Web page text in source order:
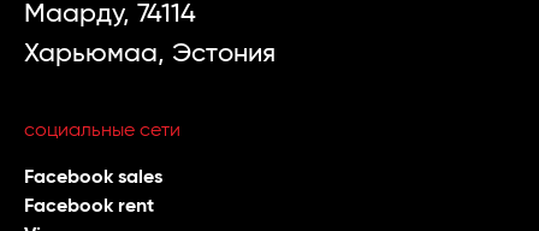
Маарду, 74114
Харьюмаа, Эстония
социальные сети
Facebook sales
Facebook rent